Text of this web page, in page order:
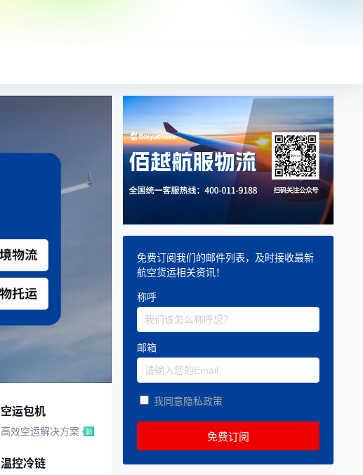
空运包机
高效空运解决方案
温控冷链
免费订阅我们的邮件列表，及时接收最新
航空货运相关资讯！
称呼
邮箱
我同意隐私政策